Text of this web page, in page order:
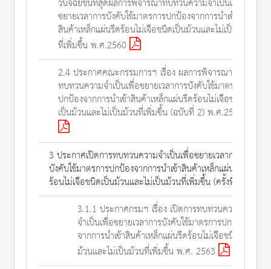
ขยายเวลาการบังคับใช้มาตรการปกป้องจากการนำเข้า
สินค้าเหล็กแผ่นรีดร้อนไม่เจือชนิดเป็นม้วนและไม่เป็นม้วน
ที่เพิ่มขึ้น พ.ศ.2560
2.4 ประกาศคณะกรรมการฯ เรื่อง ผลการพิจารณา
ทบทวนความจำเป็นเพื่อขยายเวลาการบังคับใช้มาตรการ
ปกป้องจากการนำเข้าสินค้าเหล็กแผ่นรีดร้อนไม่เจือชนิด
เป็นม้วนและไม่เป็นม้วนที่เพิ่มขึ้น (ฉบับที่ 2) พ.ศ.2561
3 ประกาศเปิดการทบทวนความจำเป็นเพื่อขยายเวลาการ
บังคับใช้มาตรการปกป้องจากการนำเข้าสินค้าเหล็กแผ่นรีด
ร้อนไม่เจือชนิดเป็นม้วนและไม่เป็นม้วนที่เพิ่มขึ้น (ครั้งที่ 2)
3.1.1 ประกาศกรมฯ เรื่อง เปิดการทบทวนความ
จำเป็นเพื่อขยายเวลาการบังคับใช้มาตรการปกป้อง
จากการนำเข้าสินค้าเหล็กแผ่นรีดร้อนไม่เจือชนิดเป็น
ม้วนและไม่เป็นม้วนที่เพิ่มขึ้น พ.ศ. 2563